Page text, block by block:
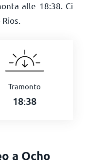
alle 18:38 . Ci
Tramonto
18:38
a Ocho